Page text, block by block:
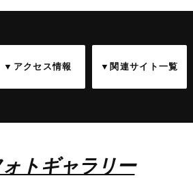
▼アクセス情報 ▼関連サイト一覧
トギャラリー